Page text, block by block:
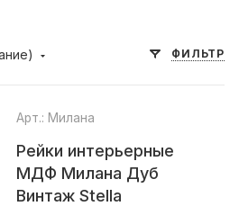
ФИЛЬТР
Рейки интерьерные
МДФ Милана Дуб
Винтаж Stella
Арт.: Милана